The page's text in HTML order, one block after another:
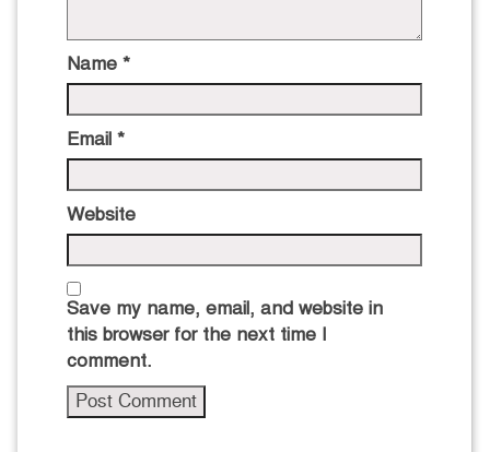
Name *
Email *
Website
Save my name, email, and website in
this browser for the next time I
comment.